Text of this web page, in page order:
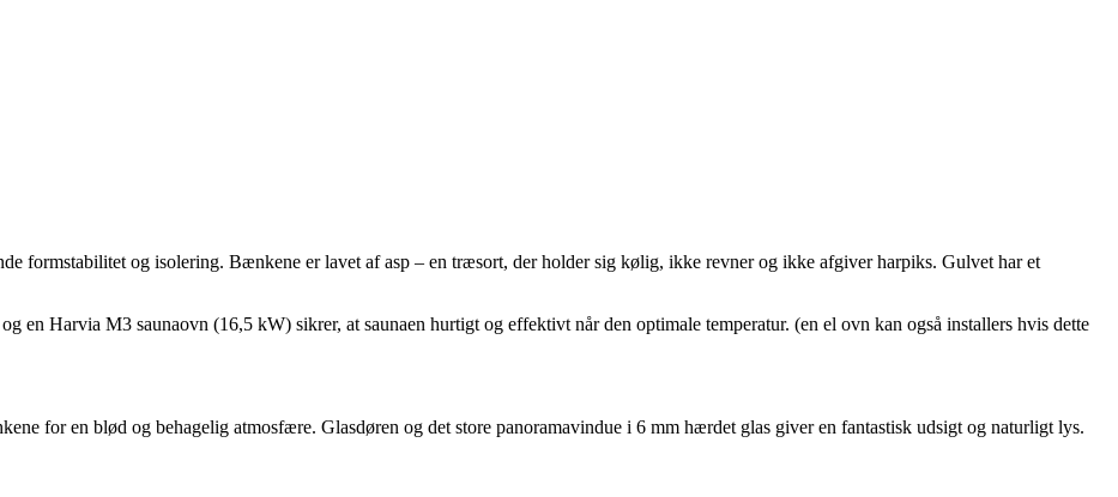
formstabilitet og isolering. Bænkene er lavet af asp – en træsort, der holder sig kølig, ikke revner og ikke afgiver harpiks. Gulvet har et
en Harvia M3 saunaovn (16,5 kW) sikrer, at saunaen hurtigt og effektivt når den optimale temperatur. (en el ovn kan også installers hvis dette
for en blød og behagelig atmosfære. Glasdøren og det store panoramavindue i 6 mm hærdet glas giver en fantastisk udsigt og naturligt lys.